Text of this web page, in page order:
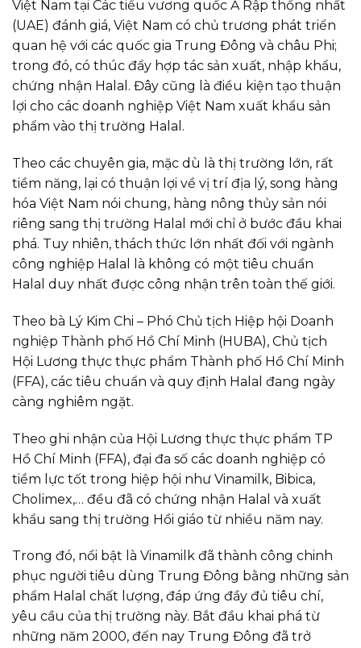
Việt Nam tại Các tiểu vương quốc Ả Rập thống nhất
(UAE) đánh giá, Việt Nam có chủ trương phát triển
quan hệ với các quốc gia Trung Đông và châu Phi;
trong đó, có thúc đẩy hợp tác sản xuất, nhập khẩu,
chứng nhận Halal. Đây cũng là điều kiện tạo thuận
lợi cho các doanh nghiệp Việt Nam xuất khẩu sản
phẩm vào thị trường Halal.
Theo các chuyên gia, mặc dù là thị trường lớn, rất
tiềm năng, lại có thuận lợi về vị trí địa lý, song hàng
hóa Việt Nam nói chung, hàng nông thủy sản nói
riêng sang thị trường Halal mới chỉ ở bước đầu khai
phá. Tuy nhiên, thách thức lớn nhất đối với ngành
công nghiệp Halal là không có một tiêu chuẩn
Halal duy nhất được công nhận trên toàn thế giới.
Theo bà Lý Kim Chi – Phó Chủ tịch Hiệp hội Doanh
nghiệp Thành phố Hồ Chí Minh (HUBA), Chủ tịch
Hội Lương thực thực phẩm Thành phố Hồ Chí Minh
(FFA), các tiêu chuẩn và quy định Halal đang ngày
càng nghiêm ngặt.
Theo ghi nhận của Hội Lương thực thực phẩm TP
Hồ Chí Minh (FFA), đại đa số các doanh nghiệp có
tiềm lực tốt trong hiệp hội như Vinamilk, Bibica,
Cholimex,… đều đã có chứng nhận Halal và xuất
khẩu sang thị trường Hồi giáo từ nhiều năm nay.
Trong đó, nổi bật là Vinamilk đã thành công chinh
phục người tiêu dùng Trung Đông bằng những sản
phẩm Halal chất lượng, đáp ứng đầy đủ tiêu chí,
yêu cầu của thị trường này. Bắt đầu khai phá từ
những năm 2000, đến nay Trung Đông đã trở